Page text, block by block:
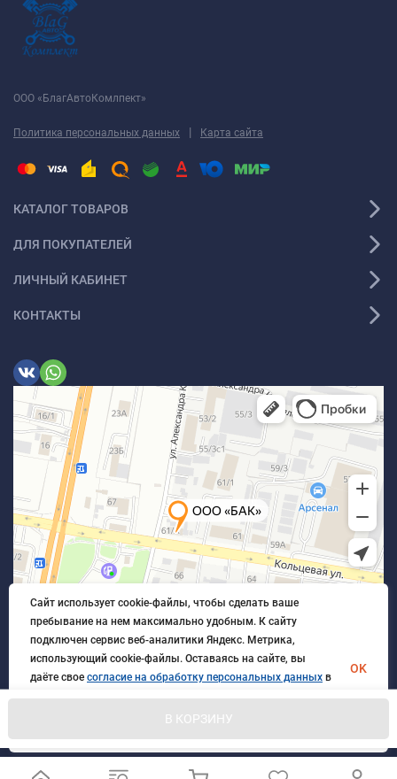
В КОРЗИНУ
ООО «БлагАвтоКомлпект»
Политика персональных данных | Карта сайта
КАТАЛОГ ТОВАРОВ
ДЛЯ ПОКУПАТЕЛЕЙ
ЛИЧНЫЙ КАБИНЕТ
КОНТАКТЫ
© 2026 БлагАвтоКомплект. Все права защищены
Сайт использует cookie-файлы, чтобы сделать ваше
пребывание на нем максимально удобным. К cайту
подключен сервис веб-аналитики Яндекс. Метрика,
использующий cookie-файлы. Оставаясь на сайте, вы
даёте свое согласие на обработку персональных данных в
порядке, указанном вПолитике обработки персональных
OK